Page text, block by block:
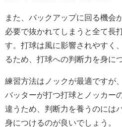
また、バックアップに回る機会
必要で抜かれてしまうと全て長
す。打球は風に影響されやすく
るため、打球への判断力を身に
練習方法はノックが最適ですが
バッターが打つ打球とノッカー
違うため、判断力を養うのには
身につけるのが良いでしょう。